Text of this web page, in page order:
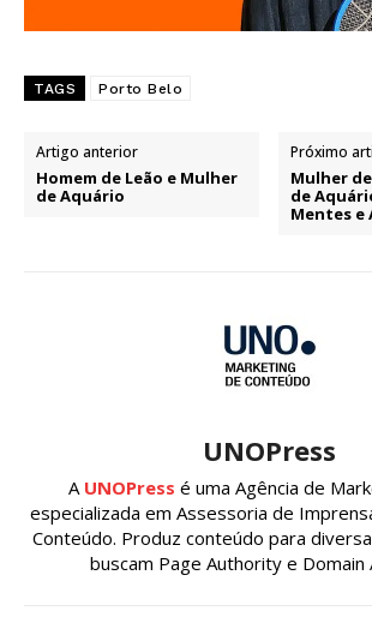
TAGS Porto Belo
Artigo anterior
Homem de Leão e Mulher
de Aquário
Próximo
Mulher
de
Mentes e
UNOPress
A UNOPress é uma Agência de
especializada em Assessoria de
Conteúdo. Produz conteúdo para
buscam Page Authority e Domain